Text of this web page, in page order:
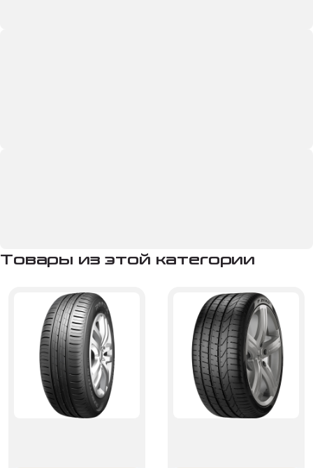
Товары из этой категории